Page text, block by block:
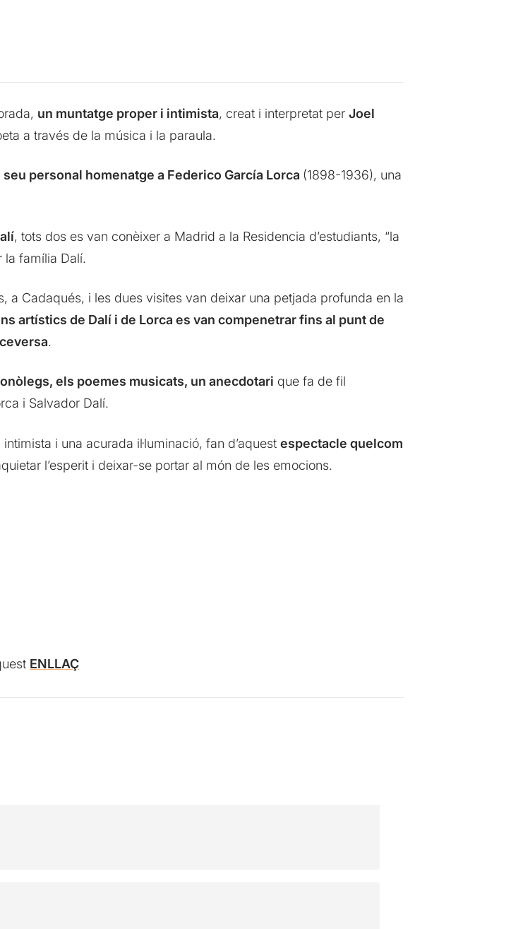
un muntatge proper i intimista, creat i interpretat per Joel
a través de la música i la paraula.
personal homenatge a Federico García Lorca (1898-1936), una
, tots dos es van conèixer a Madrid a la Residencia d’estudiants, “la
la família Dalí.
a Cadaqués, i les dues visites van deixar una petjada profunda en la
artístics de Dalí i de Lorca es van compenetrar fins al punt de
.
els poemes musicats, un anecdotari que fa de fil
i Salvador Dalí.
i una acurada il·luminació, fan d’aquest espectacle quelcom
l’esperit i deixar-se portar al món de les emocions.
ENLLAÇ